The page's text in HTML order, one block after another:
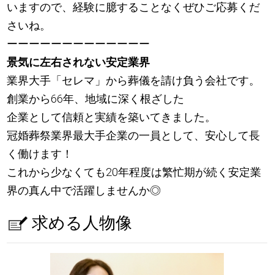
いますので、経験に臆することなくぜひご応募くだ
さいね。
ーーーーーーーーーーーーー
景気に左右されない安定業界
業界大手「セレマ」から葬儀を請け負う会社です。
創業から66年、地域に深く根ざした
企業として信頼と実績を築いてきました。
冠婚葬祭業界最大手企業の一員として、安心して長
く働けます！
これから少なくても20年程度は繁忙期が続く安定業
界の真ん中で活躍しませんか◎
求める人物像